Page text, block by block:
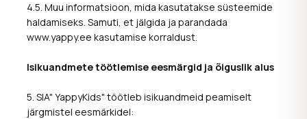
4.5. Muu informatsioon, mida kasutatakse süsteemide
haldamiseks. Samuti, et jälgida ja parandada
www.yappy.ee kasutamise korraldust.
Isikuandmete töötlemise eesmärgid ja õiguslik alus
5. SIA" YappyKids" töötleb isikuandmeid peamiselt
järgmistel eesmärkidel: